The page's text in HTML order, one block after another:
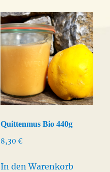
Quittenmus Bio 440g
8,30 €
In den Warenkorb